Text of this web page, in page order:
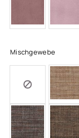
Mischgewebe